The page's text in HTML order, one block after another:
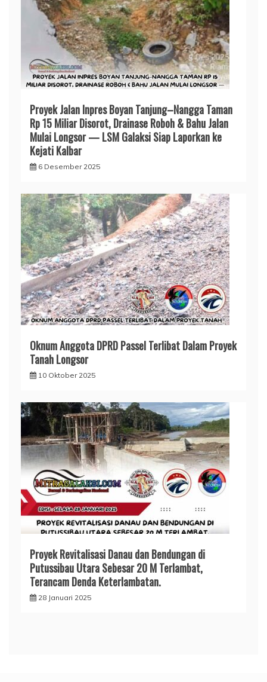
Proyek Jalan Inpres Boyan Tanjung–Nangga Taman
Rp 15 Miliar Disorot, Drainase Roboh & Bahu Jalan
Mulai Longsor — LSM Galaksi Siap Laporkan ke
Kejati Kalbar
6 Desember 2025
Oknum Anggota DPRD Passel Terlibat Dalam Proyek
Tanah Longsor
10 Oktober 2025
Proyek Revitalisasi Danau dan Bendungan di
Putussibau Utara Sebesar 20 M Terlambat,
Terancam Denda Keterlambatan.
28 Januari 2025